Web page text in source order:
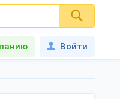
Войти